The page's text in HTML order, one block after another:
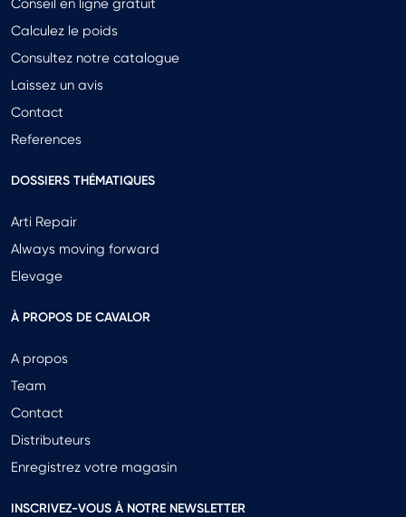
Conseil en ligne gratuit
Calculez le poids
Consultez notre catalogue
Laissez un avis
Contact
References
DOSSIERS THÉMATIQUES
Arti Repair
Always moving forward
Elevage
À PROPOS DE CAVALOR
A propos
Team
Contact
Distributeurs
Enregistrez votre magasin
INSCRIVEZ-VOUS À NOTRE NEWSLETTER